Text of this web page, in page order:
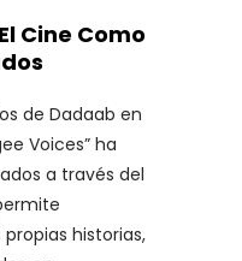
Cine Como
de Dadaab en
Voices” ha
a través del
historias,